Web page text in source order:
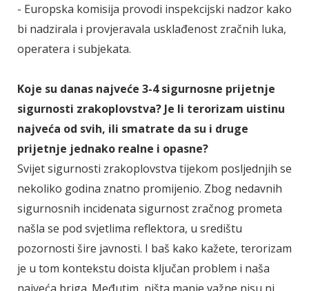
- Europska komisija provodi inspekcijski nadzor kako
bi nadzirala i provjeravala usklađenost zračnih luka,
operatera i subjekata.
Koje su danas najveće 3-4 sigurnosne prijetnje
sigurnosti zrakoplovstva? Je li terorizam uistinu
najveća od svih, ili smatrate da su i druge
prijetnje jednako realne i opasne?
Svijet sigurnosti zrakoplovstva tijekom posljednjih se
nekoliko godina znatno promijenio. Zbog nedavnih
sigurnosnih incidenata sigurnost zračnog prometa
našla se pod svjetlima reflektora, u središtu
pozornosti šire javnosti. I baš kako kažete, terorizam
je u tom kontekstu doista ključan problem i naša